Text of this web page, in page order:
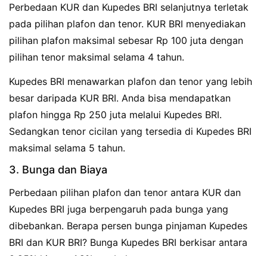
Perbedaan KUR dan Kupedes BRI selanjutnya terletak
pada pilihan plafon dan tenor. KUR BRI menyediakan
pilihan plafon maksimal sebesar Rp 100 juta dengan
pilihan tenor maksimal selama 4 tahun.
Kupedes BRI menawarkan plafon dan tenor yang lebih
besar daripada KUR BRI. Anda bisa mendapatkan
plafon hingga Rp 250 juta melalui Kupedes BRI.
Sedangkan tenor cicilan yang tersedia di Kupedes BRI
maksimal selama 5 tahun.
3. Bunga dan Biaya
Perbedaan pilihan plafon dan tenor antara KUR dan
Kupedes BRI juga berpengaruh pada bunga yang
dibebankan. Berapa persen bunga pinjaman Kupedes
BRI dan KUR BRI? Bunga Kupedes BRI berkisar antara